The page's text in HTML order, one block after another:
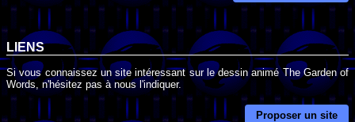
LIENS
Si vous connaissez un site intéressant sur le dessin animé The Garden of
Words, n'hésitez pas à nous l'indiquer.
Proposer un site